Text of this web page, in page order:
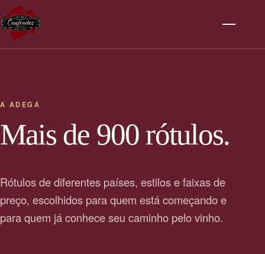
A ADEGA
Mais de 900 rótulos.
Rótulos de diferentes países, estilos e faixas de
preço, escolhidos para quem está começando e
para quem já conhece seu caminho pelo vinho.